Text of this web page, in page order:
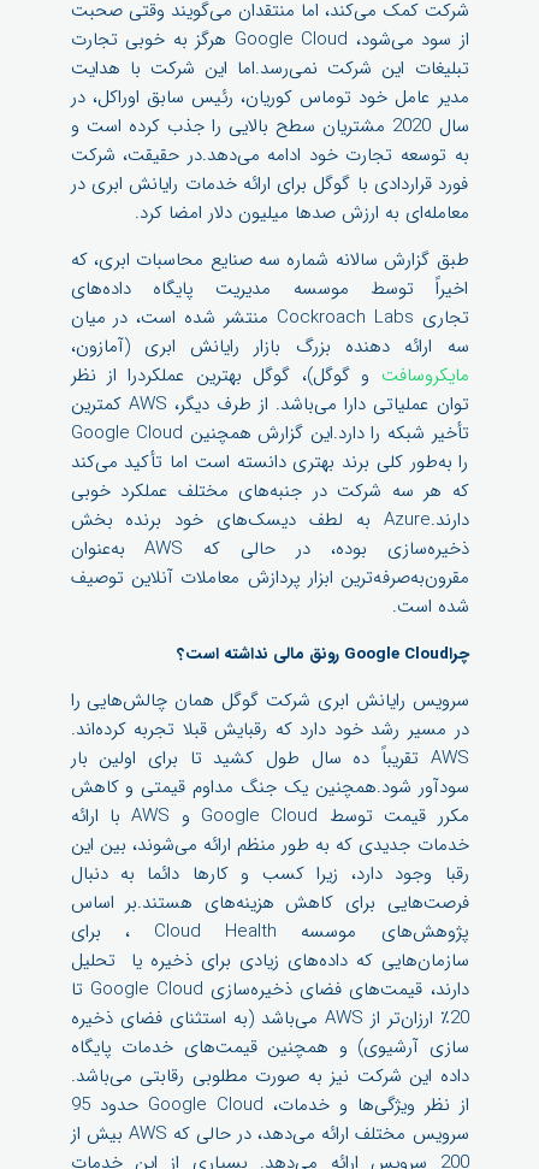
شرکت کمک می‌کند، اما منتقدان می‌گویند وقتی صحبت
از سود می‌شود، Google Cloud هرگز به خوبی تجارت
تبلیغات این شرکت نمی‌رسد.اما این شرکت با هدایت
مدیر عامل خود توماس کوریان، رئیس سابق اوراکل، در
سال 2020 مشتریان سطح بالایی را جذب کرده است و
به توسعه تجارت خود ادامه می‌دهد.در حقیقت، شرکت
فورد قراردادی با گوگل برای ارائه خدمات رایانش ابری در
معامله‌ای به ارزش صدها میلیون دلار امضا کرد.
طبق گزارش سالانه شماره سه صنایع محاسبات ابری، که
اخیراً توسط موسسه مدیریت پایگاه داده‌های
تجاری Cockroach Labs منتشر شده است، در میان
سه ارائه دهنده بزرگ بازار رایانش ابری (آمازون،
مایکروسافت و گوگل)، گوگل بهترین عملکردرا از نظر
توان عملیاتی دارا می‌باشد. از طرف دیگر، AWS کمترین
تأخیر شبکه را دارد.این گزارش همچنین Google Cloud
را به‌طور کلی برند بهتری دانسته است اما تأکید می‌کند
که هر سه شرکت در جنبه‌های مختلف عملکرد خوبی
دارند.Azure به لطف دیسک‌های خود برنده بخش
ذخیره‌سازی بوده، در حالی که AWS به‌عنوان
مقرون‌به‌صرفه‌ترین ابزار پردازش معاملات آنلاین توصیف
شده است.
چراGoogle Cloud رونق مالی نداشته است؟
سرویس رایانش ابری شرکت گوگل همان چالش‌هایی را
در مسیر رشد خود دارد که رقبایش قبلا تجربه کرده‌اند.
AWS تقریباً ده سال طول کشید تا برای اولین بار
سودآور شود.همچنین یک جنگ مداوم قیمتی و کاهش
مکرر قیمت توسط Google Cloud و AWS با ارائه
خدمات جدیدی که به طور منظم ارائه می‌شوند، بین این
رقبا وجود دارد، زیرا کسب و کارها دائما به دنبال
فرصت‌هایی برای کاهش هزینه‌های هستند.بر اساس
پژوهش‌های موسسه Cloud Health ، برای
سازمان‌هایی که داده‌های زیادی برای ذخیره یا تحلیل
دارند، قیمت‌های فضای ذخیره‌سازی Google Cloud تا
20٪ ارزان‌تر از AWS می‌باشد (به استثنای فضای ذخیره
سازی آرشیوی) و همچنین قیمت‌های خدمات پایگاه
داده این شرکت نیز به صورت مطلوبی رقابتی می‌باشد.
از نظر ویژگی‌ها و خدمات، Google Cloud حدود 95
سرویس مختلف ارائه می‌دهد، در حالی که AWS بیش از
200 سرویس ارائه می‌دهد. بسیاری از این خدمات